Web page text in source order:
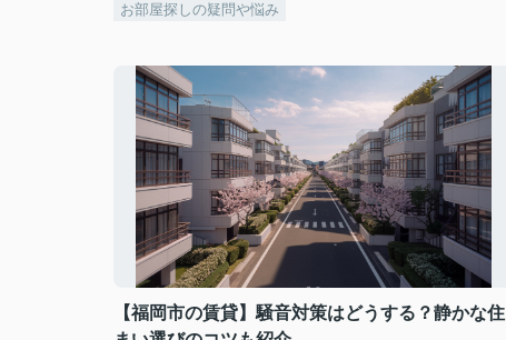
お部屋探しの疑問や悩み
【福岡市の賃貸】騒音対策はどうする？静かな住